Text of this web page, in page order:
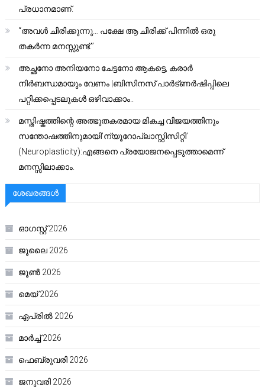
പ്രധാനമാണ്.
“അവൾ ചിരിക്കുന്നു… പക്ഷേ ആ ചിരിക്ക് പിന്നിൽ ഒരു
തകർന്ന മനസ്സുണ്ട്.”
അച്ഛനോ അനിയനോ ചേട്ടനോ ആകട്ടെ, കരാർ
നിർബന്ധമായും വേണം |ബിസിനസ് പാർട്ണർഷിപ്പിലെ
പറ്റിക്കപ്പെടലുകൾ ഒഴിവാക്കാം..
മസ്തിഷ്കത്തിന്റെ അത്ഭുതകരമായ മികച്ച വിജയത്തിനും
സന്തോഷത്തിനുമായി’ന്യൂറോപ്ലാസ്റ്റിസിറ്റി’
(Neuroplasticity):എങ്ങനെ പ്രയോജനപ്പെടുത്താമെന്ന്
മനസ്സിലാക്കാം.
ശേഖരങ്ങൾ
ഓഗസ്റ്റ്‌ 2026
ജൂലൈ 2026
ജൂൺ 2026
മെയ്‌ 2026
ഏപ്രിൽ 2026
മാർച്ച്‌ 2026
ഫെബ്രുവരി 2026
ജനുവരി 2026